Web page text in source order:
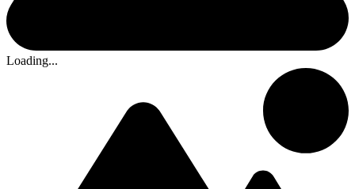
Loading...